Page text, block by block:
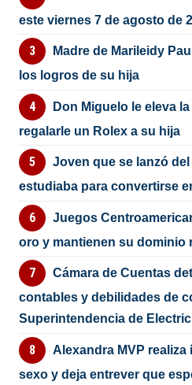
este viernes 7 de agosto de
Madre de Marileidy
los logros de su hija
Don Miguelo le eleva
regalarle un Rolex a su hija
Joven que se lanzó
estudiaba para convertirse
Juegos
oro y mantienen su dominio
Cámara de Cuentas
contables y debilidades de
Superintendencia de
Alexandra MVP
sexo y deja entrever que